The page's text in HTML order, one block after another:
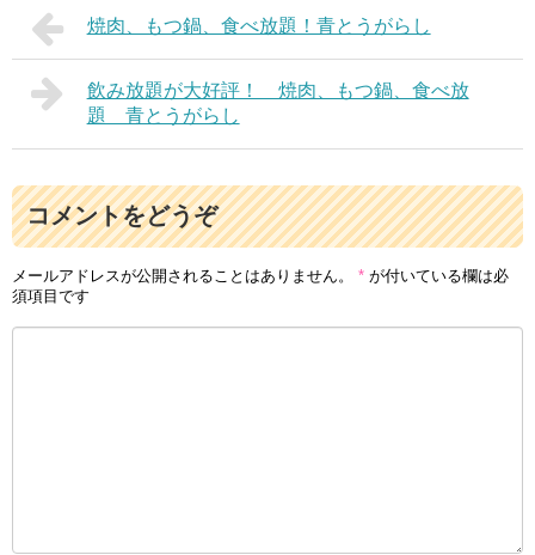
焼肉、もつ鍋、食べ放題！青とうがらし
飲み放題が大好評！ 焼肉、もつ鍋、食べ放
題 青とうがらし
コメントをどうぞ
メールアドレスが公開されることはありません。 * が付いている欄は必
須項目です